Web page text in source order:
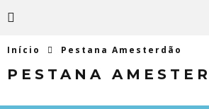
Início Pestana Amesterdão
PESTANA